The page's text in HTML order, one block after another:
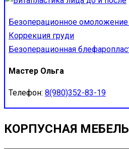
Безоперационное
Коррекция груди
Безоперационная
Мастер Ольга
Телефон: 8(980)352-83-19
КОРПУСНАЯ